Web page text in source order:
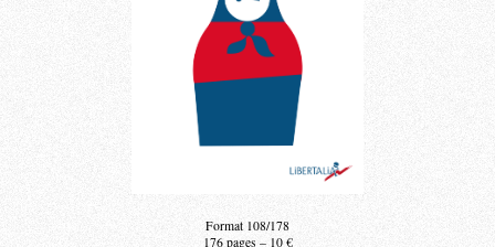
Format 108/178
176 pages – 10 €